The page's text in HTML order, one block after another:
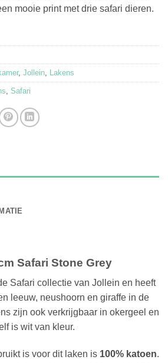
mooie print met drie safari dieren.
, Jollein Lakens
Safari
Safari Stone Grey
Safari collectie van Jollein en heeft
leeuw, neushoorn en giraffe in de
zijn ook verkrijgbaar in okergeel en
is wit van kleur.
is voor dit laken is 100% katoen.